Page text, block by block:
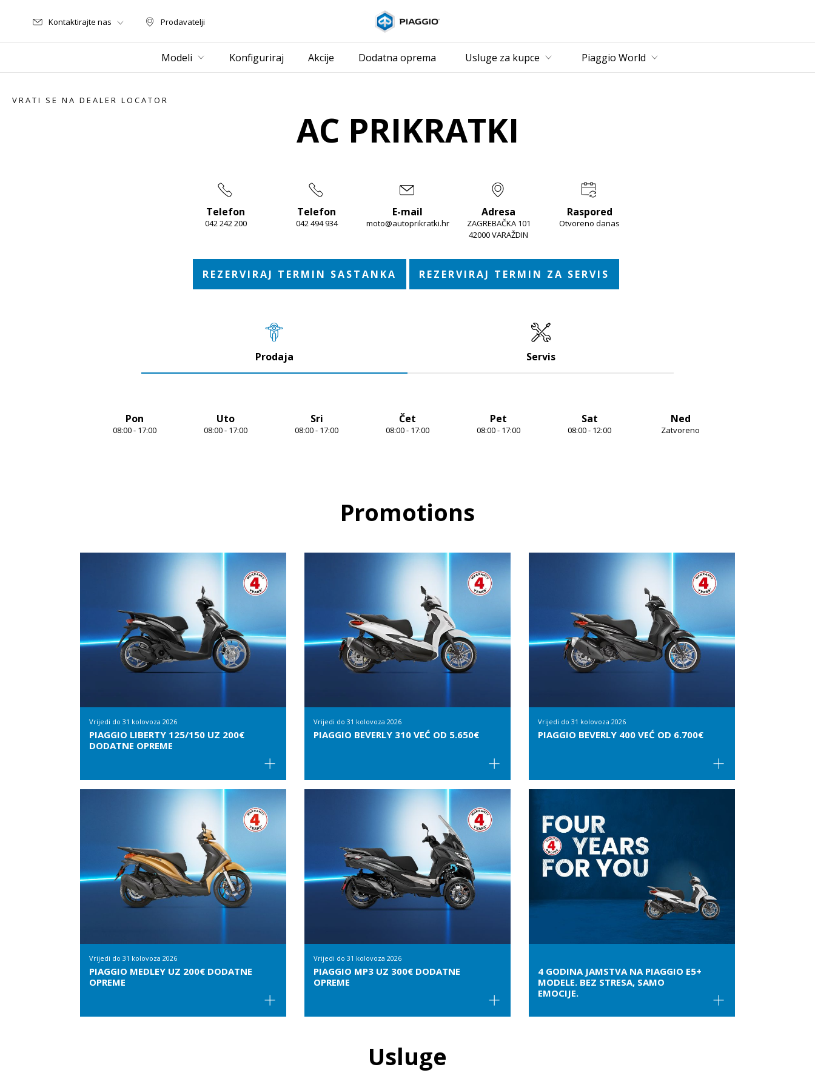
Prodavatelji
Prodavatelji
Kontaktirajte nas
Modeli Konfiguriraj Akcije Dodatna oprema Usluge za kupce Piaggio World
VRATI SE NA DEALER LOCATOR
AC PRIKRATKI
Telefon
042 242 200
Telefon
042 494 934
E-mail
moto@autoprikratki.hr
Adresa
ZAGREBAČKA 101
42000 VARAŽDIN
Raspored
Otvoreno danas
REZERVIRAJ TERMIN SASTANKA REZERVIRAJ TERMIN ZA SERVIS
Prodaja Servis
Pon
08:00 - 17:00
Uto
08:00 - 17:00
Sri
08:00 - 17:00
Čet
08:00 - 17:00
Pet
08:00 - 17:00
Sat
08:00 - 12:00
Ned
Zatvoreno
Promotions
Vrijedi do 31 kolovoza 2026
PIAGGIO LIBERTY 125/150 UZ 200€
DODATNE OPREME
Vrijedi do 31 kolovoza 2026
PIAGGIO BEVERLY 310 VEĆ OD 5.650€
Vrijedi do 31 kolovoza 2026
PIAGGIO BEVERLY 400 VEĆ OD 6.700€
Vrijedi do 31 kolovoza 2026
PIAGGIO MEDLEY UZ 200€ DODATNE
OPREME
Vrijedi do 31 kolovoza 2026
PIAGGIO MP3 UZ 300€ DODATNE
OPREME
4 GODINA JAMSTVA NA PIAGGIO E5+
MODELE. BEZ STRESA, SAMO
EMOCIJE.
Usluge